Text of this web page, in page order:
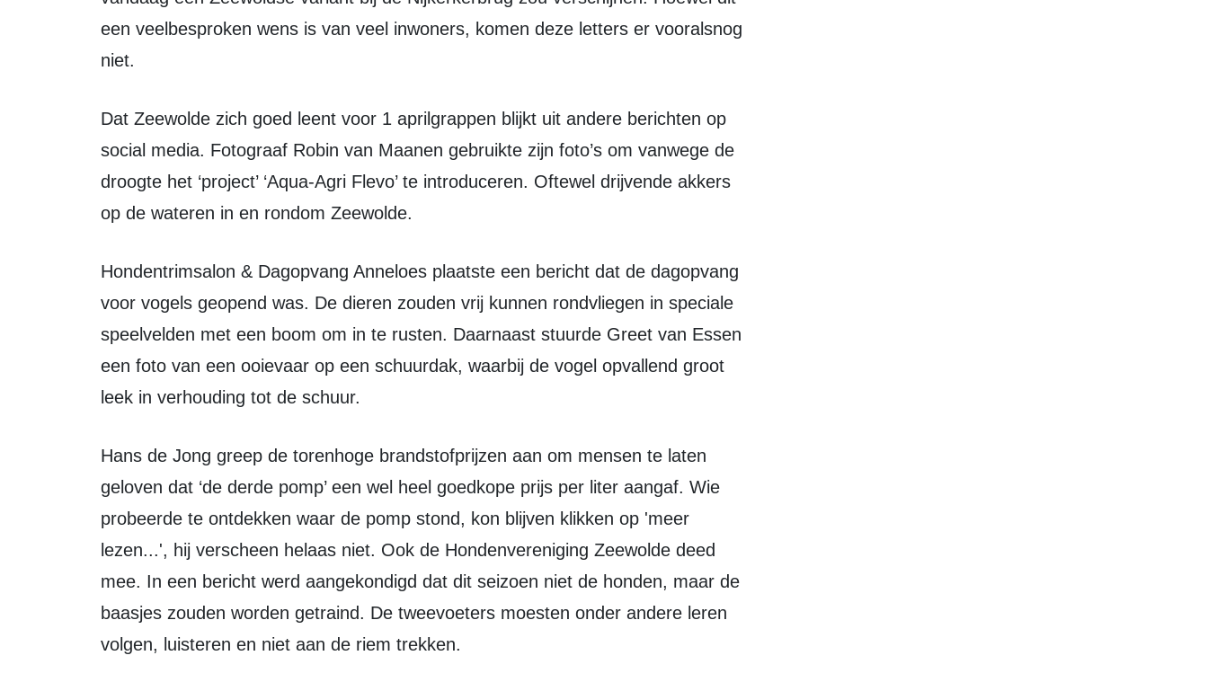
een veelbesproken wens is van veel inwoners, komen deze letters er vooralsnog
niet.
Dat Zeewolde zich goed leent voor 1 aprilgrappen blijkt uit andere berichten op
social media. Fotograaf Robin van Maanen gebruikte zijn foto’s om vanwege de
droogte het ‘project’ ‘Aqua-Agri Flevo’ te introduceren. Oftewel drijvende akkers
op de wateren in en rondom Zeewolde.
Hondentrimsalon & Dagopvang Anneloes plaatste een bericht dat de dagopvang
voor vogels geopend was. De dieren zouden vrij kunnen rondvliegen in speciale
speelvelden met een boom om in te rusten. Daarnaast stuurde Greet van Essen
een foto van een ooievaar op een schuurdak, waarbij de vogel opvallend groot
leek in verhouding tot de schuur.
Hans de Jong greep de torenhoge brandstofprijzen aan om mensen te laten
geloven dat ‘de derde pomp’ een wel heel goedkope prijs per liter aangaf. Wie
probeerde te ontdekken waar de pomp stond, kon blijven klikken op 'meer
lezen...', hij verscheen helaas niet. Ook de Hondenvereniging Zeewolde deed
mee. In een bericht werd aangekondigd dat dit seizoen niet de honden, maar de
baasjes zouden worden getraind. De tweevoeters moesten onder andere leren
volgen, luisteren en niet aan de riem trekken.